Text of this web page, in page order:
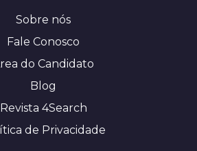
Sobre nós
Fale Conosco
do Candidato
Blog
Revista 4Search
de Privacidade